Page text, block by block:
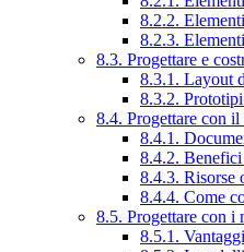
8.2.2.
8.2.3.
8.3. Progettare e
8.3.1. Layout
8.3.2.
8.4. Progettare con
8.4.1.
8.4.2. Benefici
8.4.3. Risorse
8.4.4. Come
8.5. Progettare con i
8.5.1.